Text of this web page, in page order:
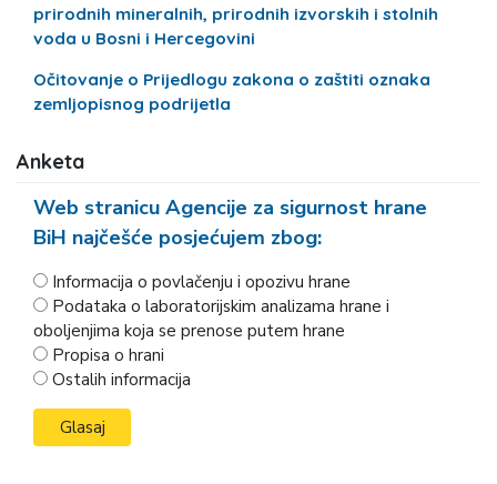
prirodnih mineralnih, prirodnih izvorskih i stolnih
voda u Bosni i Hercegovini
Očitovanje o Prijedlogu zakona o zaštiti oznaka
zemljopisnog podrijetla
Anketa
Web stranicu Agencije za sigurnost hrane
BiH najčešće posjećujem zbog:
Informacija o povlačenju i opozivu hrane
Podataka o laboratorijskim analizama hrane i
oboljenjima koja se prenose putem hrane
Propisa o hrani
Ostalih informacija